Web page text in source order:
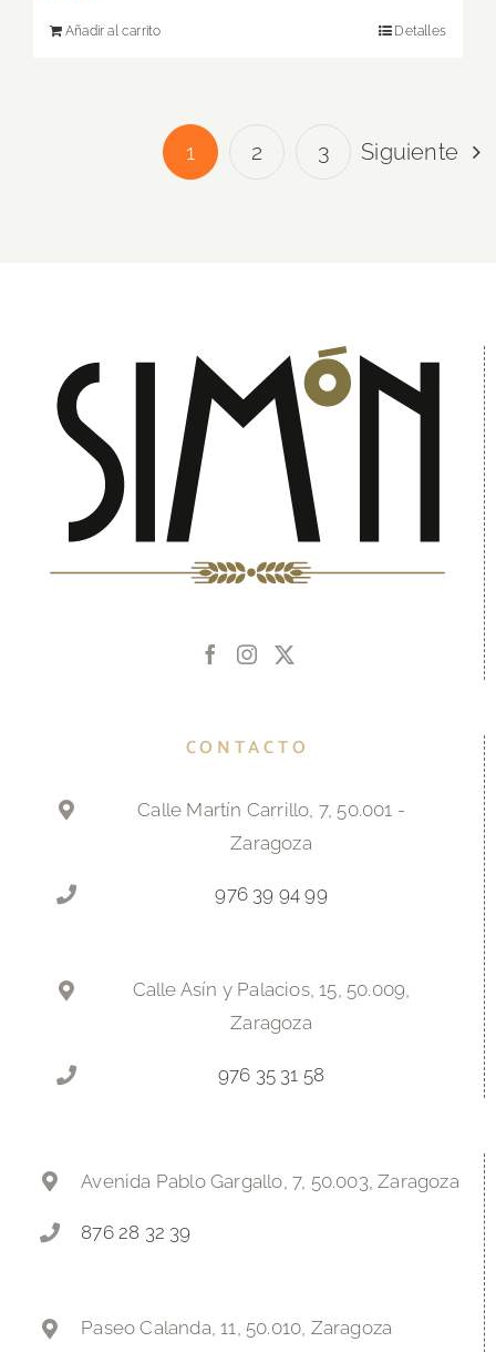
Añadir al carrito Detalles
1 2 3 Siguiente
CONTACTO
Calle Martín Carrillo, 7, 50.001 -
Zaragoza
976 39 94 99
Calle Asín y Palacios, 15, 50.009,
Zaragoza
976 35 31 58
Avenida Pablo Gargallo, 7, 50.003, Zaragoza
876 28 32 39
Paseo Calanda, 11, 50.010, Zaragoza